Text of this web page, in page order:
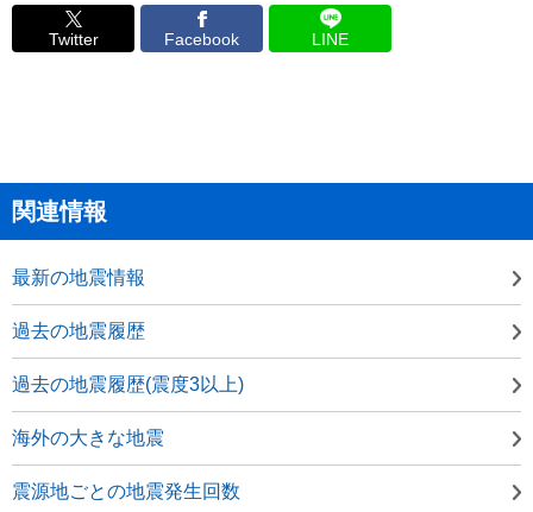
Twitter Facebook LINE
関連情報
最新の地震情報
過去の地震履歴
過去の地震履歴(震度3以上)
海外の大きな地震
震源地ごとの地震発生回数